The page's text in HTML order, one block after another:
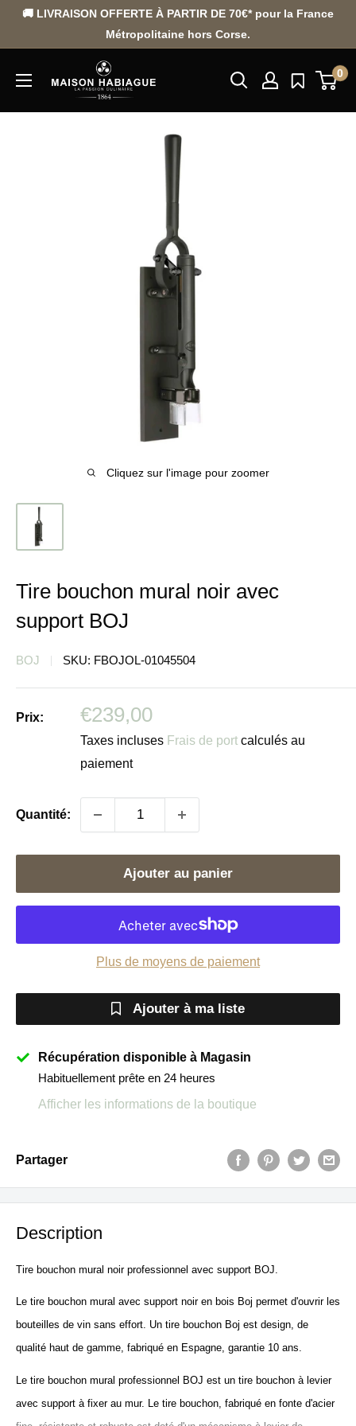
Passer🚚 LIVRAISON OFFERTE À PARTIR DE 70€* pour la France
Métropolitaine hors Corse.
0
Cliquez sur l'image pour zoomer
Tire bouchon mural noir avec
support BOJ
BOJ SKU: FBOJOL-01045504
Prix:
Prix
réduit
€239,00
Taxes incluses Frais de port calculés au
paiement
Quantité:
Ajouter au panier
Plus de moyens de paiement
Ajouter à ma liste
Récupération disponible à Magasin
Habituellement prête en 24 heures
Afficher les informations de la boutique
Partager
Description
Tire bouchon mural noir professionnel avec support BOJ.
Le tire bouchon mural avec support noir en bois Boj permet d'ouvrir les
bouteilles de vin sans effort. Un tire bouchon Boj est design, de
qualité haut de gamme, fabriqué en Espagne, garantie 10 ans.
Le tire bouchon mural professionnel BOJ est un tire bouchon à levier
avec support à fixer au mur. Le tire bouchon, fabriqué en fonte d'acier